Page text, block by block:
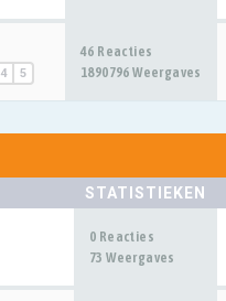
4 5
46 Reacties
1890796 Weergaves
STATISTIEKEN
0 Reacties
73 Weergaves